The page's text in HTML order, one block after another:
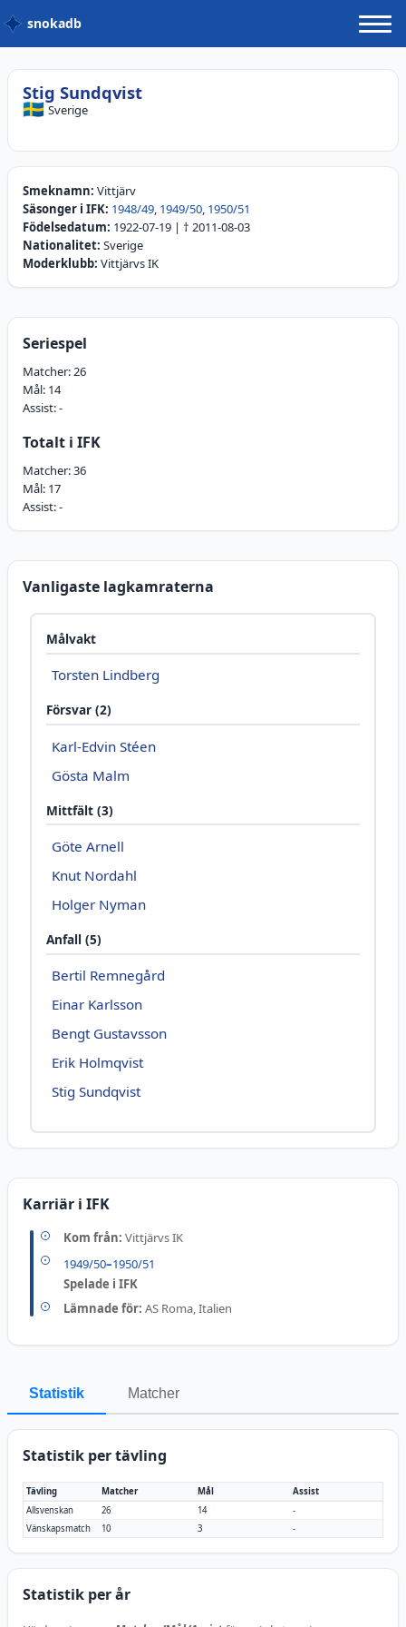
snokadb
Stig Sundqvist
🇸🇪 Sverige
Smeknamn: Vittjärv
Säsonger i IFK: 1948/49, 1949/50, 1950/51
Födelsedatum: 1922-07-19 | † 2011-08-03
Nationalitet: Sverige
Moderklubb: Vittjärvs IK
Seriespel
Matcher:26
Mål: 14
Assist:-
Totalt i IFK
Matcher:36
Mål: 17
Assist:-
Vanligaste lagkamraterna
Målvakt
Torsten Lindberg
Försvar (2)
Karl-Edvin Stéen
Gösta Malm
Mittfält (3)
Göte Arnell
Knut Nordahl
Holger Nyman
Anfall (5)
Bertil Remnegård
Einar Karlsson
Bengt Gustavsson
Erik Holmqvist
Stig Sundqvist
Karriär i IFK
Kom från: Vittjärvs IK
1949/50–1950/51
Spelade i IFK
Lämnade för: AS Roma, Italien
Statistik Matcher
Statistik per tävling
Tävling Matcher Mål
Assist
Allsvenskan
26 14
-
Vänskapsmatch
10 3 -
Statistik per år